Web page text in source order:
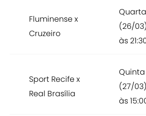
Fluminense x
Cruzeiro
Quarta
(26/
às
Sport Recife x
Real Brasília
Quinta
(27/
às